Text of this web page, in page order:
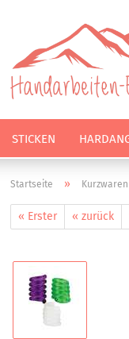
STICKEN
Startseite » Kurzwaren
« Erster « zurück